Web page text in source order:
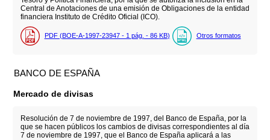
Central de Anotaciones de una emisión de Obligaciones de la entidad
financiera Instituto de Crédito Oficial (ICO).
PDF (BOE-A-1997-23947 - 1 pág. - 86 KB) Otros formatos
BANCO DE ESPAÑA
Mercado de divisas
Resolución de 7 de noviembre de 1997, del Banco de España, por la
que se hacen públicos los cambios de divisas correspondientes al día
7 de noviembre de 1997, que el Banco de España aplicará a las